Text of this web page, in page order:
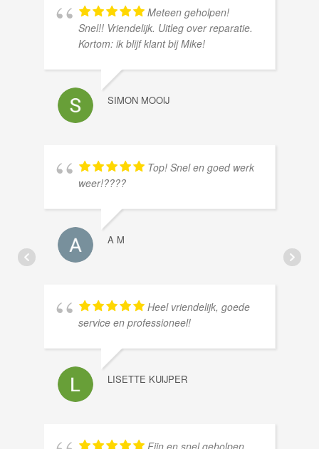
Meteen geholpen!
Snel!! Vriendelijk. Uitleg over reparatie.
Kortom: ik blijf klant bij Mike!
SIMON MOOIJ
Top! Snel en goed werk
weer!????
A M
Heel vriendelijk, goede
service en professioneel!
LISETTE KUIJPER